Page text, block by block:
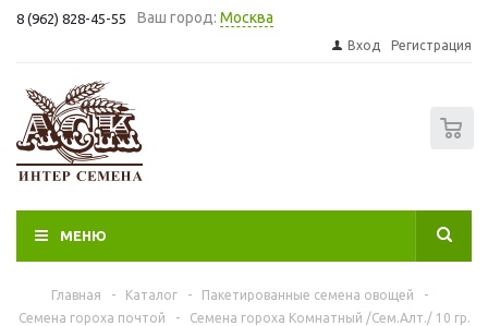
8 (962) 828-45-55 Ваш город: Москва
Вход Регистрация
МЕНЮ
Главная - Каталог - Пакетированные семена овощей
-
Семена гороха почтой
- Семена гороха Комнатный /Сем.Алт./ 10 гр.